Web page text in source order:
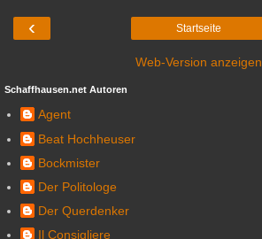
‹ Startseite
Web-Version anzeigen
Schaffhausen.net Autoren
Agent
Beat Hochheuser
Bockmister
Der Politologe
Der Querdenker
Il Consigliere